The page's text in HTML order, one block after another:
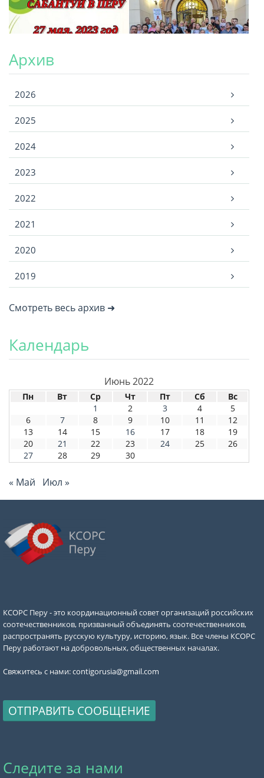
Архив
2026
2025
2024
2023
2022
2021
2020
2019
Смотреть весь архив ➜
Календарь
Июнь 2022
Пн Вт Ср Чт Пт Сб
Вс
1
2 3 4
5
6
7 8 9 10 11
12
13
14 15 16 17 18
19
20
21 22 23 24 25
26
27
28 29 30
« Май Июл »
КСОРС Перу - это координационный совет организаций российских
соотечественников, призванный объединять соотечественников,
распространять русскую культуру, историю, язык. Все члены КСОРС
Перу работают на добровольных, общественных началах.
Свяжитесь с нами:contigorusia@gmail.com
ОТПРАВИТЬ СООБЩЕНИЕ
Следите за нами